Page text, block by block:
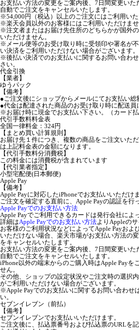
お支払い方法の変更をご案内後、7日間変更い
自動でご注文をキャンセルいたします。
※54,000円（税込）以上のご注文にはご利用いた
※楽天会員以外のお客様にはご利用いただけませ
※注文者またはお届け先住所のどちらかが国外
いただけません。
※メール便等のお受け取り時に受領印や署名が
い決済をご利用いただけない場合がございます。
※後払い決済でのお支払いに関するお問い合わ
さい。
代金引換
【業者】
ゆうパック
【備考】
●ご注文後にショップからメールにてお支払い総
●代金は配達された商品のお受け取り時に配送員
※お届け時に現金でお支払い下さい。（カード払
代引手数料料金表
全国一律料金：324円
【まとめ買い計算規則】
お届け先１件につき、複数の商品をご注文いた
は上記料金表の金額になります。
【代引手数料分消費税】
この料金には消費税が含まれています
【代引業者指定】
小型宅配便(日本郵便)
Apple Pay
【備考】
Apple Payに対応したiPhoneでお支払いいただけま
ご注文を確定する直前に、Apple Payの認証を行
Apple Payでのお支払い方法
Apple Payでご利用できるカードは発行会社によ
詳細はApple Payでのお支払い方法よりAppleの
お客様のご利用状況などによってApple Payおよ
いただけない場合、楽天市場がお支払い方法の
をキャンセルいたします。
お支払い方法の変更をご案内後、7日間変更い
自動でご注文をキャンセルいたします。
iPhone以外の端末からのご購入時はApple Payを
せん。
その他、ショップの設定状況やご注文時の選択
がご利用いただけない場合がございます。
※Apple Payでのお支払いに関するお問い合わせ
い。
セブンイレブン（前払）
【備考】
セブンイレブンでお支払いいただけます。
ご注文後に、払込票番号および払込票のURLを